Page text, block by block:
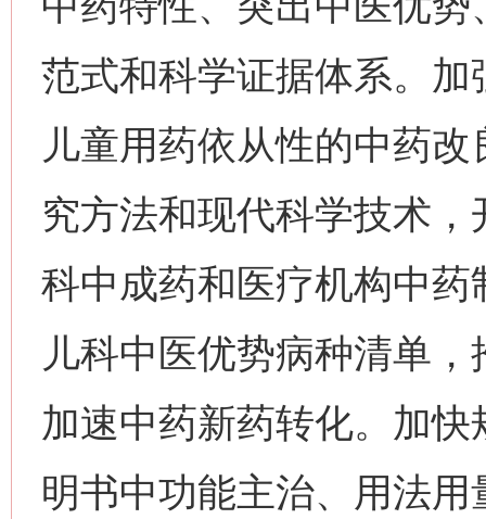
范式和科学证据体系。
儿童用药依从性的中药
究方法和现代科学技术
科中成药和医疗机构中
儿科中医优势病种清单
加速中药新药转化。加
明书中功能主治、用法